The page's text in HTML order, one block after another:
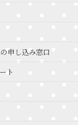
申し込み窓口
ト